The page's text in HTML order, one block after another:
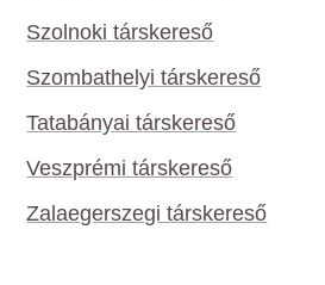
Szolnoki társkereső
Szombathelyi társkereső
Tatabányai társkereső
Veszprémi társkereső
Zalaegerszegi társkereső